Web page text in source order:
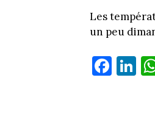
Les
un peu
Fa
ce
Li
nk